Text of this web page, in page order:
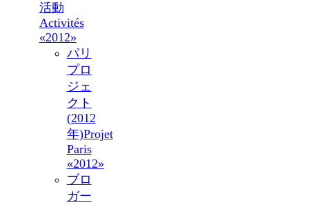
活動
Activités
«2012»
パリ
プロ
ジェ
クト
(2012
年)Projet
Paris
«2012»
ブロ
ガー